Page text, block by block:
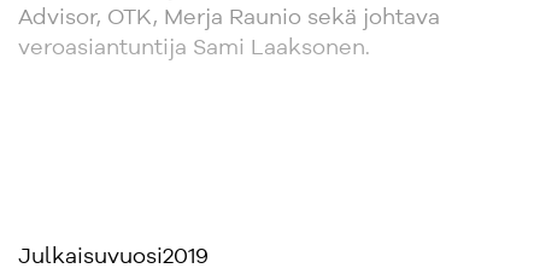
Advisor, OTK, Merja Raunio sekä johtava
veroasiantuntija Sami Laaksonen.
Julkaisuvuosi2019